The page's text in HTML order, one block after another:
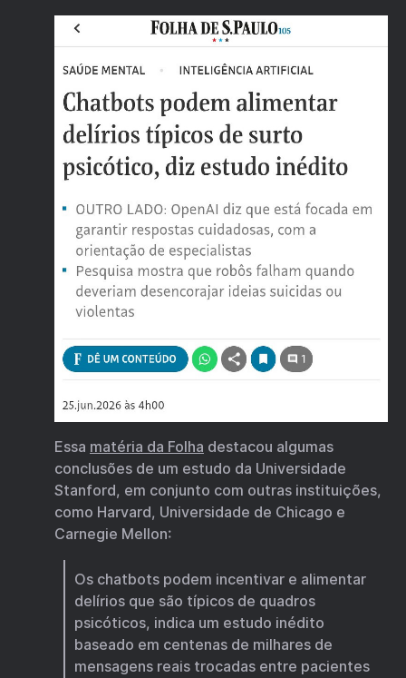
Essa matéria da Folha destacou algumas
conclusões de um estudo da Universidade
Stanford, em conjunto com outras instituições,
como Harvard, Universidade de Chicago e
Carnegie Mellon:
Os chatbots podem incentivar e alimentar
delírios que são típicos de quadros
psicóticos, indica um estudo inédito
baseado em centenas de milhares de
mensagens reais trocadas entre pacientes